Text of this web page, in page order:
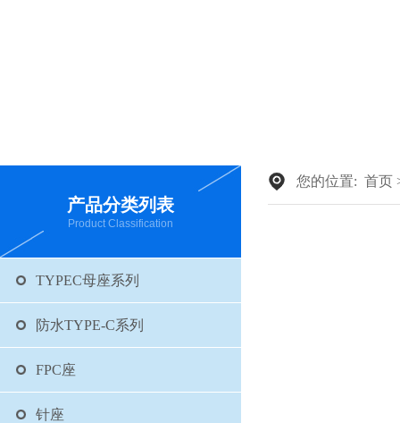
产品分类列表
Product Classification
TYPEC母座系列
防水TYPE-C系列
FPC座
针座
您的位置: 首页